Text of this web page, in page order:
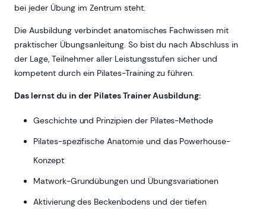
bei jeder Übung im Zentrum steht.
Die Ausbildung verbindet anatomisches Fachwissen mit
praktischer Übungsanleitung. So bist du nach Abschluss in
der Lage, Teilnehmer aller Leistungsstufen sicher und
kompetent durch ein Pilates-Training zu führen.
Das lernst du in der Pilates Trainer Ausbildung:
Geschichte und Prinzipien der Pilates-Methode
Pilates-spezifische Anatomie und das Powerhouse-
Konzept
Matwork-Grundübungen und Übungsvariationen
Aktivierung des Beckenbodens und der tiefen